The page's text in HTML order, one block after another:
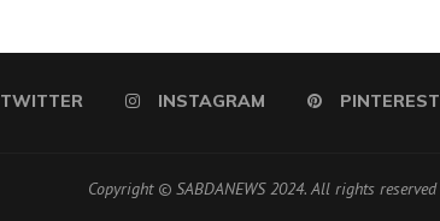
TWITTER INSTAGRAM PINTEREST
Copyright © SABDANEWS 2024. All rights reserved